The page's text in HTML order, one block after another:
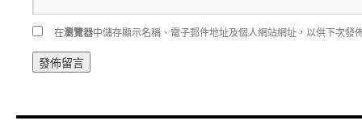
在瀏覽器中儲存顯示名稱、電子郵件地址及個人網站網址，以供下次發